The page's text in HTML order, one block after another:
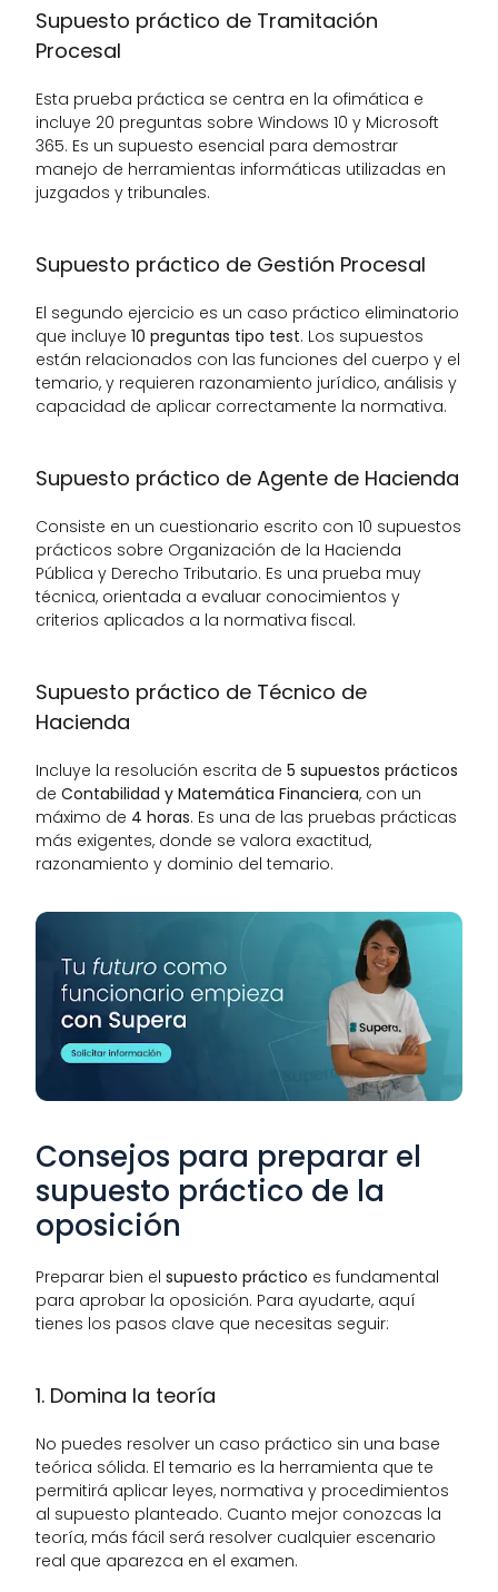
Supuesto práctico de Tramitación
Procesal
Esta prueba práctica se centra en la ofimática e
incluye 20 preguntas sobre Windows 10 y Microsoft
365. Es un supuesto esencial para demostrar
manejo de herramientas informáticas utilizadas en
juzgados y tribunales.
Supuesto práctico de Gestión Procesal
El segundo ejercicio es un caso práctico eliminatorio
que incluye 10 preguntas tipo test. Los supuestos
están relacionados con las funciones del cuerpo y el
temario, y requieren razonamiento jurídico, análisis y
capacidad de aplicar correctamente la normativa.
Supuesto práctico de Agente de Hacienda
Consiste en un cuestionario escrito con 10 supuestos
prácticos sobre Organización de la Hacienda
Pública y Derecho Tributario. Es una prueba muy
técnica, orientada a evaluar conocimientos y
criterios aplicados a la normativa fiscal.
Supuesto práctico de Técnico de
Hacienda
Incluye la resolución escrita de 5 supuestos prácticos
de Contabilidad y Matemática Financiera, con un
máximo de 4 horas. Es una de las pruebas prácticas
más exigentes, donde se valora exactitud,
razonamiento y dominio del temario.
Consejos para preparar el
supuesto práctico de la
oposición
Preparar bien el supuesto práctico es fundamental
para aprobar la oposición. Para ayudarte, aquí
tienes los pasos clave que necesitas seguir:
1. Domina la teoría
No puedes resolver un caso práctico sin una base
teórica sólida. El temario es la herramienta que te
permitirá aplicar leyes, normativa y procedimientos
al supuesto planteado. Cuanto mejor conozcas la
teoría, más fácil será resolver cualquier escenario
real que aparezca en el examen.